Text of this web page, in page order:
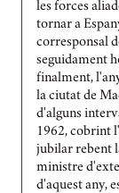
les forces
tornar a
corresponsal
seguidament
finalment,
la ciutat de
d'alguns
1962, cobrint
jubilar rebent
ministre
d'aquest any,